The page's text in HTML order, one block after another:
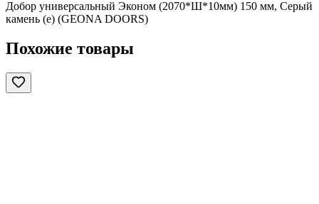
Добор универсальный Эконом (2070*Ш*10мм) 150 мм, Серый
камень (е) (GEONA DOORS)
Похожие товары